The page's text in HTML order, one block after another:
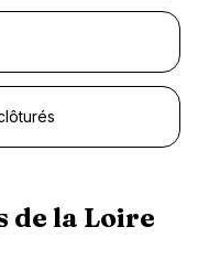
de la Loire